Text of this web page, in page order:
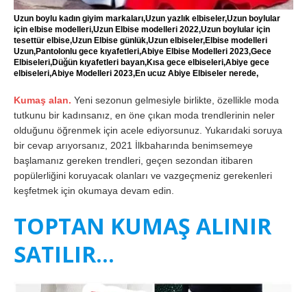
Uzun boylu kadın giyim markaları,Uzun yazlık elbiseler,Uzun boylular
için elbise modelleri,Uzun Elbise modelleri 2022,Uzun boylular için
tesettür elbise,Uzun Elbise günlük,Uzun elbiseler,Elbise modelleri
Uzun,Pantolonlu gece kıyafetleri,Abiye Elbise Modelleri 2023,Gece
Elbiseleri,Düğün kıyafetleri bayan,Kısa gece elbiseleri,Abiye gece
elbiseleri,Abiye Modelleri 2023,En ucuz Abiye Elbiseler nerede,
Kumaş alan. Yeni sezonun gelmesiyle birlikte, özellikle moda
tutkunu bir kadınsanız, en öne çıkan moda trendlerinin neler
olduğunu öğrenmek için acele ediyorsunuz. Yukarıdaki soruya
bir cevap arıyorsanız, 2021 İlkbaharında benimsemeye
başlamanız gereken trendleri, geçen sezondan itibaren
popülerliğini koruyacak olanları ve vazgeçmeniz gerekenleri
keşfetmek için okumaya devam edin.
TOPTAN KUMAŞ ALINIR
SATILIR…